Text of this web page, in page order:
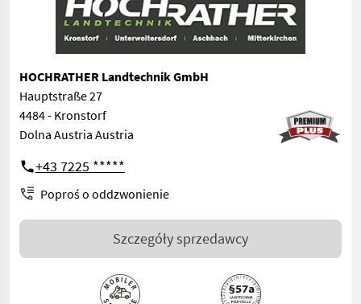
HOCHRATHER Landtechnik GmbH
Hauptstraße 27
4484 - Kronstorf
Dolna Austria Austria
+43 7225 *****
Poproś o oddzwonienie
Szczegóły sprzedawcy